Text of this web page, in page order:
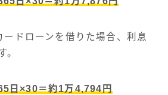
ドローンを借りた場合、利息
。
日×30＝約1万4,794円